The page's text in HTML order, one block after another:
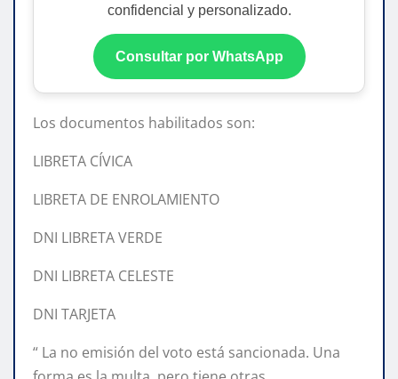
confidencial y personalizado.
Consultar por WhatsApp
Los documentos habilitados son:
LIBRETA CÍVICA
LIBRETA DE ENROLAMIENTO
DNI LIBRETA VERDE
DNI LIBRETA CELESTE
DNI TARJETA
“ La no emisión del voto está sancionada. Una